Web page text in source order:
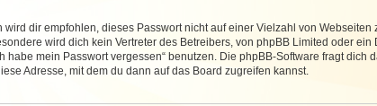
dir empfohlen, dieses Passwort nicht auf einer Vielzahl von Webseiten
wird dich kein Vertreter des Betreibers, von phpBB Limited oder ein
mein Passwort vergessen“ benutzen. Die phpBB-Software fragt dich
Adresse, mit dem du dann auf das Board zugreifen kannst.